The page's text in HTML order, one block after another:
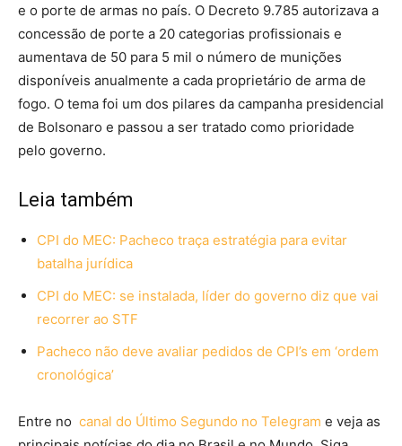
e o porte de armas no país. O Decreto 9.785 autorizava a
concessão de porte a 20 categorias profissionais e
aumentava de 50 para 5 mil o número de munições
disponíveis anualmente a cada proprietário de arma de
fogo. O tema foi um dos pilares da campanha presidencial
de Bolsonaro e passou a ser tratado como prioridade
pelo governo.
Leia também
CPI do MEC: Pacheco traça estratégia para evitar
batalha jurídica
CPI do MEC: se instalada, líder do governo diz que vai
recorrer ao STF
Pacheco não deve avaliar pedidos de CPI’s em ‘ordem
cronológica’
Entre no canal do Último Segundo no Telegram e veja as